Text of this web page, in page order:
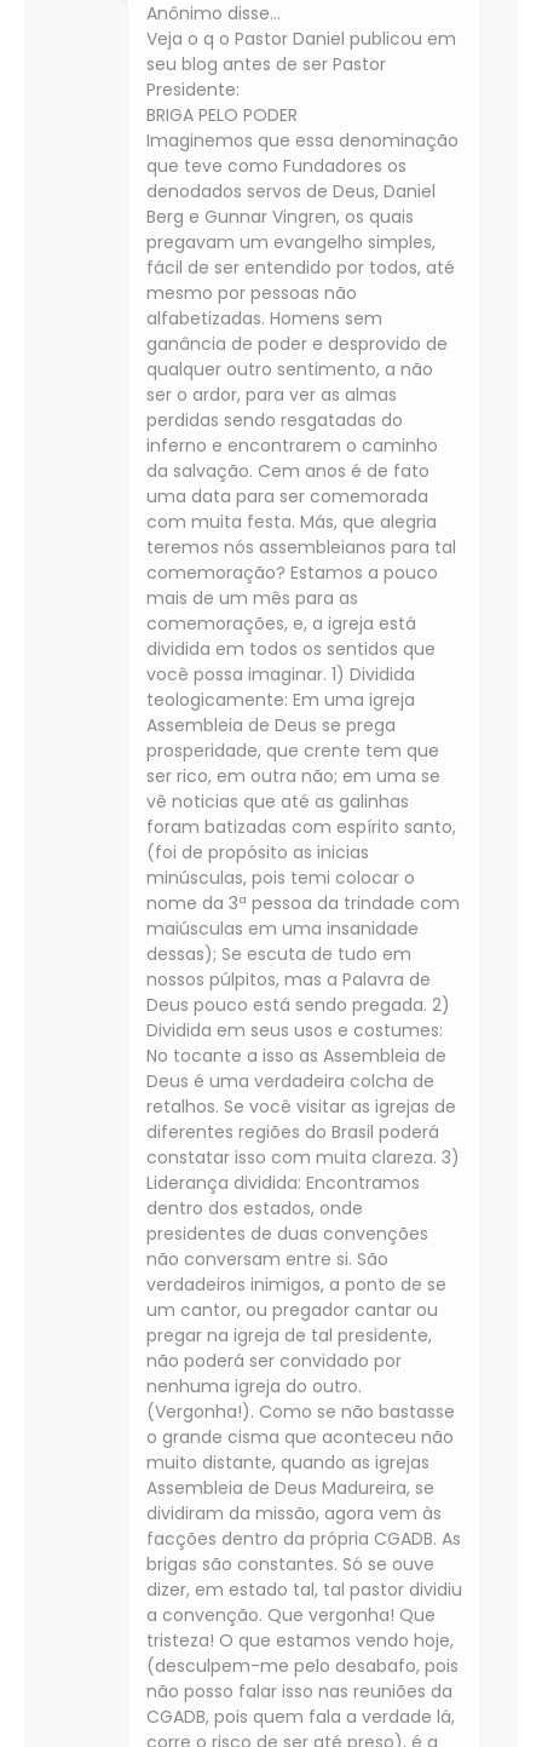
Anônimo disse…
Veja o q o Pastor Daniel publicou em
seu blog antes de ser Pastor
Presidente:
BRIGA PELO PODER
Imaginemos que essa denominação
que teve como Fundadores os
denodados servos de Deus, Daniel
Berg e Gunnar Vingren, os quais
pregavam um evangelho simples,
fácil de ser entendido por todos, até
mesmo por pessoas não
alfabetizadas. Homens sem
ganância de poder e desprovido de
qualquer outro sentimento, a não
ser o ardor, para ver as almas
perdidas sendo resgatadas do
inferno e encontrarem o caminho
da salvação. Cem anos é de fato
uma data para ser comemorada
com muita festa. Más, que alegria
teremos nós assembleianos para tal
comemoração? Estamos a pouco
mais de um mês para as
comemorações, e, a igreja está
dividida em todos os sentidos que
você possa imaginar. 1) Dividida
teologicamente: Em uma igreja
Assembleia de Deus se prega
prosperidade, que crente tem que
ser rico, em outra não; em uma se
vê noticias que até as galinhas
foram batizadas com espírito santo,
(foi de propósito as inicias
minúsculas, pois temi colocar o
nome da 3ª pessoa da trindade com
maiúsculas em uma insanidade
dessas); Se escuta de tudo em
nossos púlpitos, mas a Palavra de
Deus pouco está sendo pregada. 2)
Dividida em seus usos e costumes:
No tocante a isso as Assembleia de
Deus é uma verdadeira colcha de
retalhos. Se você visitar as igrejas de
diferentes regiões do Brasil poderá
constatar isso com muita clareza. 3)
Liderança dividida: Encontramos
dentro dos estados, onde
presidentes de duas convenções
não conversam entre si. São
verdadeiros inimigos, a ponto de se
um cantor, ou pregador cantar ou
pregar na igreja de tal presidente,
não poderá ser convidado por
nenhuma igreja do outro.
(Vergonha!). Como se não bastasse
o grande cisma que aconteceu não
muito distante, quando as igrejas
Assembleia de Deus Madureira, se
dividiram da missão, agora vem às
facções dentro da própria CGADB. As
brigas são constantes. Só se ouve
dizer, em estado tal, tal pastor dividiu
a convenção. Que vergonha! Que
tristeza! O que estamos vendo hoje,
(desculpem-me pelo desabafo, pois
não posso falar isso nas reuniões da
CGADB, pois quem fala a verdade lá,
corre o risco de ser até preso), é a